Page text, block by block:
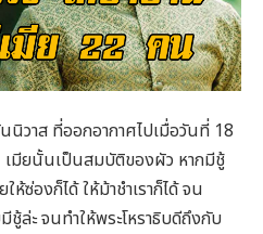
วาส ที่ออกอากาศไปเมื่อวันที่ 18
มียนั้นเป็นสมบัติของผัว หากมีชู้
ห้ซ่องก็ได้ ให้ม้าชำเราก็ได้ จน
ชู้ล่ะ จนทำให้พระโหราธิบดีถึงกับ